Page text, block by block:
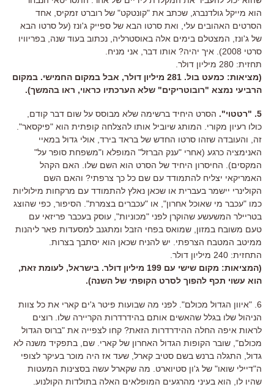
הוא מייקל גולדנברג, שכתב את "קונטקט" של רוברט זמקיס, אחד
הסרטים האהובים עלי, ואת סרטו הבא של ספייק ג'ונז (על סרטו הבא
של ג'ונז, המצטלם בימים אלה באוסטרליה, נכתוב בעוד שנה, בפריוויו
סרטי 2008). איך יהיה? אותו דבר, אני מניח.
תחזית: 280 מיליון דולר.
(מציאות: כמעט בול. 281 מיליון דולר, אבל במקום החמישי. במקום
הרביעי נמצא "רובוטריקים" שלא הערכתיו כראוי, ראו בהמשך).
5. "רטטוי".
הסרט היחיד ברשימה שלא מבוסס על שום דבר קודם,
כולו רעיון מקורי. המותג שיוביל אותו להצלחה קופתית הוא "פיקסאר".
זה, והעובדה שזהו סרטו החדש של בראד בירד, אולי גדול במאיי
האנימציה כרגע (אחרי "ענק הברזל" המופלא ו"משפחת סופר על"
המקסים). החיסרון היחיד של הסרט הוא השם שלו. האם הקהל
האמריקאי יצליח להתמודד עם שם כל כך צרפתי? והאם השם
הקולינרי יישמר בעברית או שכאן נאלץ להתמודד עם מרקחות מילוליות
כמו "עכבר מי שאוכל אחרון", או "עכברים בצמרת". הסיפור, כפי שהוצג
בטריילר המשעשע שהוקרן לפני "מכוניות", עוסק בעכבר פריזאי עם
טעם משובח במזון, שמואס בפחי הזבל ומתגנב למסעדות פאר ליהנות
ממיטב המטבח הצרפתי. יש להניח שכאן הוא יסתבך בצרות.
התחזית: 240 מיליון דולר.
(המציאות: מקום שישי עם 199 מיליון דולר. בישראל, לעומת זאת,
הוא עשוי תכף להפוך לסרט הקופתי של השנה).
6. "איוון הגדול מכולם". לפני מה שבועות פיטר ג'ים קארי את כל צוות
הניהול שלו בגלל שהאשים אותם בהידרדרות הקריירה שלו. רוצים
לראות איפה החלה ההידרדרות הזאת? קחו לצפייה את "ברוס הגדול
מכולם", שובר הקופות הגדול האחרון של קארי. שם, בתפקיד משנה לא
גדול, התגלה ברנש בשם סטיב קארל, שעד אז היה מוכר בעיקר לצופי
ה"דיילי שואו" של ג'ון סטיוארט. מה שקארל עשה בסצינות המעטות
שהיו לו, הוא בעיני מהרגעים המופלאים האלה בתולדות הקולנוע.